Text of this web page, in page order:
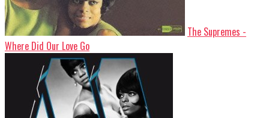
The Supremes -
Where Did Our Love Go